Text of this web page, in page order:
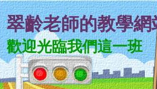
翠齡老師的教學網
歡迎光臨我們這一班